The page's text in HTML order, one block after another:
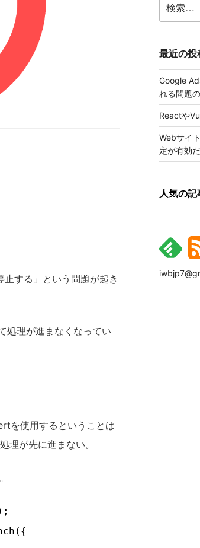
する」という問題が起き
処理が進まなくなってい
を使用するということは
理が先に進まない。
索:
最近の投
Google
れる問題
Reactや
Webサイ
定が有効
人気の記